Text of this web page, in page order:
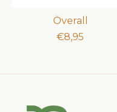
Overall
€8,95